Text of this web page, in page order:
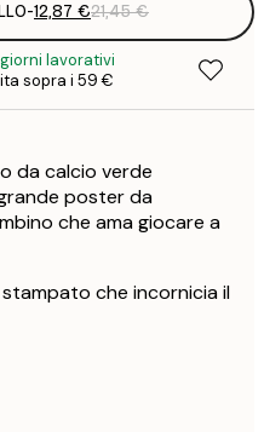
-12,87 €21,45 €
lavorativi
sopra i 59 €
da calcio verde
poster da
che ama giocare a
che incornicia il